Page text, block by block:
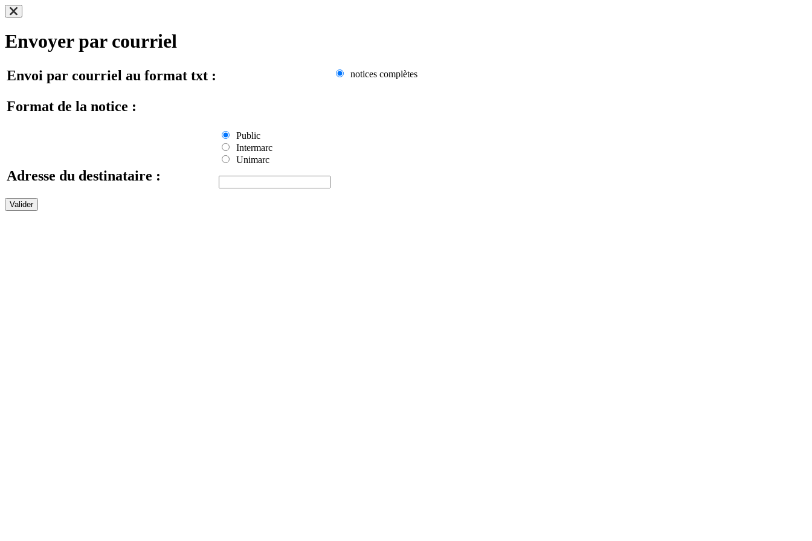
Envoyer par courriel
Envoi par courriel au format txt : notices complètes
Format de la notice :
Public
Intermarc
Unimarc
Adresse du destinataire :